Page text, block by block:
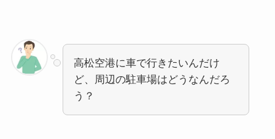
高松空港に車で行きたいんだけ
ど、周辺の駐車場はどうなんだろ
う？